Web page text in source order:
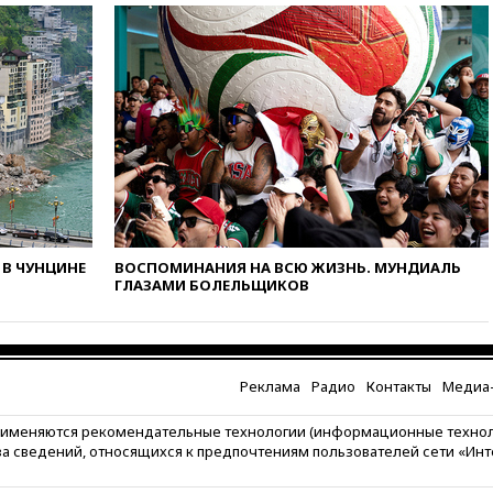
вчера, 10:27Движение по
трассе «Новороссия»
восстановлено
вчера, 09:55 Силы ПВО
перехватили за утро 85 БПЛА
над территорией РФ
вчера, 09:25Ильский НПЗ на
Кубани загорелся после
падения обломков дрона
вчера, 08:57Собянин
сообщил о девяти БПЛА,
сбитых на подлете к Москве
российскими регионами
вчера, 08:16Лукашенко
избы в селах
крупнейшим поставщиком
ЧУНЦИНЕ
ВОСПОМИНАНИЯ НА ВСЮ ЖИЗНЬ. МУНДИАЛЬ
ГЛАЗАМИ БОЛЕЛЬЩИКОВ
Реклама Радио Контакты
рекомендательные технологии (информационные
сведений, относящихся к предпочтениям пользователей сети